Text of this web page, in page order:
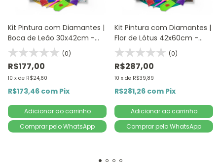
Kit Pintura com Diamantes |
Boca de Leão 30x42cm -
Diamante Redondo |
Diamond Painting 5D DIY
(0)
R$177,00
10 x de R$24,60
R$173,46 com Pix
Comprar pelo WhatsApp
Kit Pintura com Diamantes |
Flor de Lótus 42x60cm -
Diamante Redondo |
Diamond Painting 5D DIY
(0)
R$287,00
10 x de R$39,89
R$281,26 com Pix
Comprar pelo WhatsApp